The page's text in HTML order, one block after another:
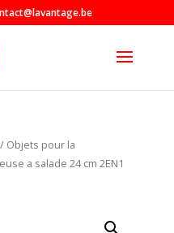
/ Objets pour la
a salade 24 cm 2EN1